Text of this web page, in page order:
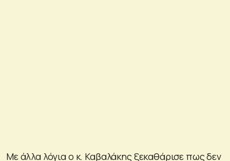
Με άλλα λόγια ο κ. Καβαλάκης ξεκαθάρισε πως δεν